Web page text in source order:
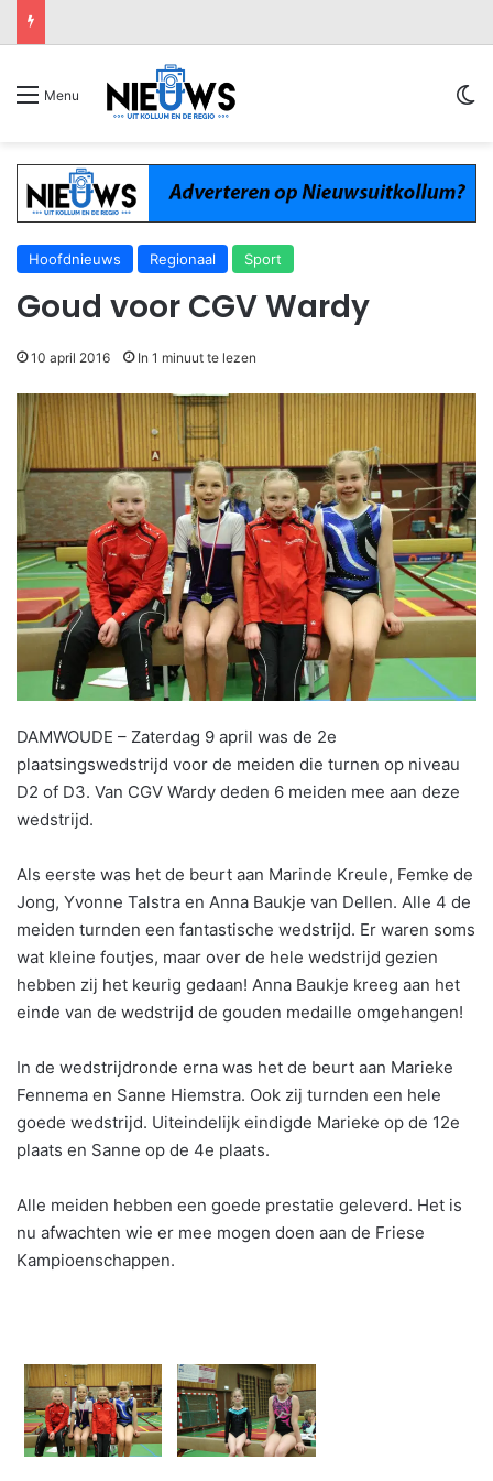
Menu
Hoofdnieuws Regionaal Sport
Goud voor CGV Wardy
10 april 2016 In 1 minuut te lezen
DAMWOUDE – Zaterdag 9 april was de 2e
plaatsingswedstrijd voor de meiden die turnen op niveau
D2 of D3. Van CGV Wardy deden 6 meiden mee aan deze
wedstrijd.
Als eerste was het de beurt aan Marinde Kreule, Femke de
Jong, Yvonne Talstra en Anna Baukje van Dellen. Alle 4 de
meiden turnden een fantastische wedstrijd. Er waren soms
wat kleine foutjes, maar over de hele wedstrijd gezien
hebben zij het keurig gedaan! Anna Baukje kreeg aan het
einde van de wedstrijd de gouden medaille omgehangen!
In de wedstrijdronde erna was het de beurt aan Marieke
Fennema en Sanne Hiemstra. Ook zij turnden een hele
goede wedstrijd. Uiteindelijk eindigde Marieke op de 12e
plaats en Sanne op de 4e plaats.
Alle meiden hebben een goede prestatie geleverd. Het is
nu afwachten wie er mee mogen doen aan de Friese
Kampioenschappen.